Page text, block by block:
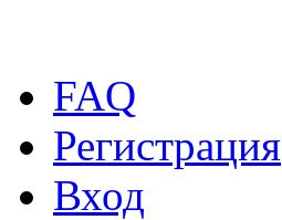
FAQ
Регистрация
Вход